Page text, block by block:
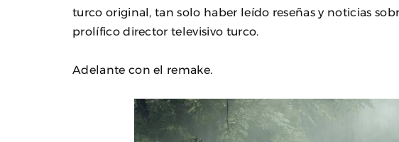
turco original, tan solo haber leído reseñas y noticias
prolífico director televisivo turco.
Adelante con el remake.